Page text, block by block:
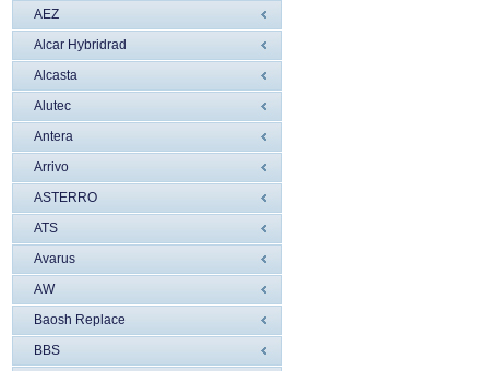
AEZ
Alcar Hybridrad
Alcasta
Alutec
Antera
Arrivo
ASTERRO
ATS
Avarus
AW
Baosh Replace
BBS